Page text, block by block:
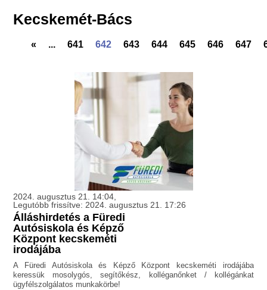
Kecskemét-Bács
« ... 641 642 643 644 645 646 647
2024. augusztus 21. 14:04,
Legutóbb frissítve: 2024. augusztus 21. 17:26
Álláshirdetés a Füredi
Autósiskola és Képző
Központ kecskeméti
irodájába
A Füredi Autósiskola és Képző Központ kecskeméti irodájába
keressük mosolygós, segítőkész, kolléganőnket / kollégánkat
ügyfélszolgálatos munkakörbe!